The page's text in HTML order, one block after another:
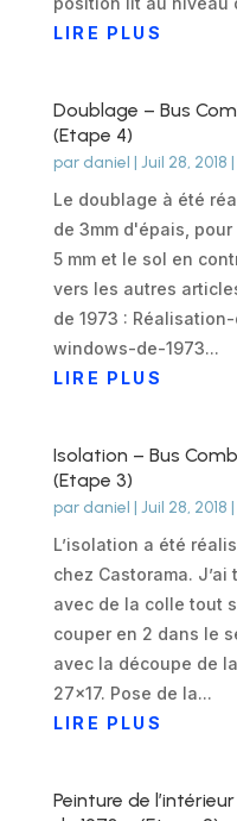
LIRE PLUS
Doublage – Bus
(Etape 4)
par daniel | Juil 28, 2018 |
Le doublage à été
de 3mm d'épais,
5 mm et le sol en
vers les autres
de 1973 :
windows-de-1973...
LIRE PLUS
Isolation – Bus
(Etape 3)
par daniel | Juil 28, 2018 |
L’isolation a été
chez Castorama.
avec de la colle tout
couper en 2 dans le
avec la découpe de
27x17. Pose de la...
LIRE PLUS
Peinture de